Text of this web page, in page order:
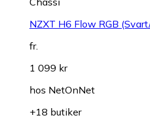
NZXT H6 Flow RGB
fr.
1 099 kr
hos NetOnNet
+18 butiker